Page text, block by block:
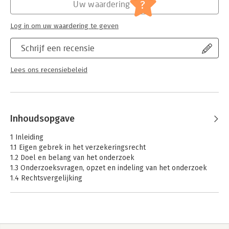
Serie:
Schrijf een recensie
Lees ons recensiebeleid
Uw waardering ?
Log in om uw waardering te geven
Inhoudsopgave
1 Inleiding
1.1 Eigen gebrek in het verzekeringsrecht
1.2 Doel en belang van het onderzoek
1.3 Onderzoeksvragen, opzet en indeling van het onderzoek
1.4 Rechtsvergelijking